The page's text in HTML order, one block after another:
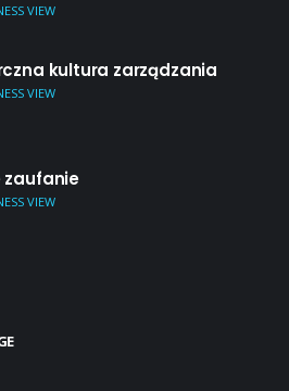
VIEW
kultura zarządzania
VIEW
zaufanie
VIEW